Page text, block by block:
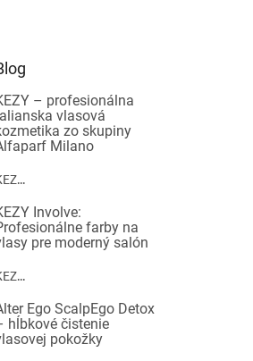
– profesionálna
vlasová
zo skupiny
Milano
Involve:
farby na
pre moderný salón
Ego ScalpEgo Detox
hĺbkové čistenie
pokožky